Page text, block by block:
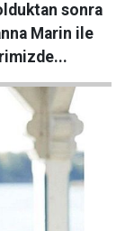
sonra
Marin ile